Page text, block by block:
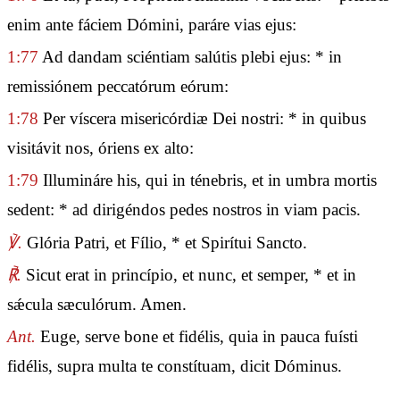
enim ante fáciem Dómini, paráre vias ejus:
1:77 Ad dandam sciéntiam salútis plebi ejus: * in
remissiónem peccatórum eórum:
1:78 Per víscera misericórdiæ Dei nostri: * in quibus
visitávit nos, óriens ex alto:
1:79 Illumináre his, qui in ténebris, et in umbra mortis
sedent: * ad dirigéndos pedes nostros in viam pacis.
℣. Glória Patri, et Fílio, * et Spirítui Sancto.
℟. Sicut erat in princípio, et nunc, et semper, * et in
sǽcula sæculórum. Amen.
Ant. Euge, serve bone et fidélis, quia in pauca fuísti
fidélis, supra multa te constítuam, dicit Dóminus.